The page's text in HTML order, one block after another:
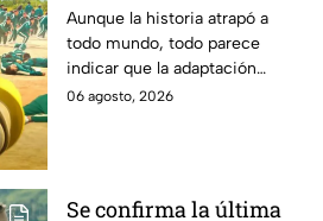
Estados Unidos? Esto
es lo que se sabe al
momento
Aunque la historia atrapó a
todo mundo, todo parece
indicar que la adaptación
podría ser cancelada:
06 agosto, 2026
Se confirma la última